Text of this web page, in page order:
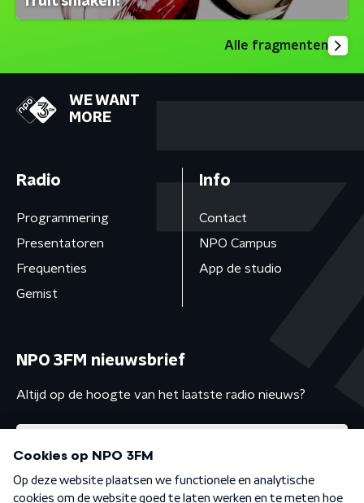
Alle fragmenten
WE WANT
MORE
Radio
Programmering
Presentatoren
Frequenties
Gemist
Info
Contact
NPO Campus
App de studio
NPO 3FM nieuwsbrief
Altijd op de hoogte van het laatste radio nieuws?